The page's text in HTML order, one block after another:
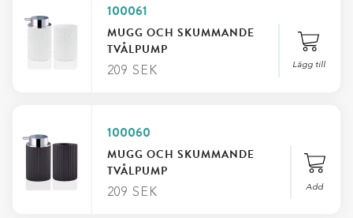
100061
MUGG OCH SKUMMANDE
TVÅLPUMP
209 SEK Lägg till
100060
MUGG OCH SKUMMANDE
TVÅLPUMP
209 SEK Add